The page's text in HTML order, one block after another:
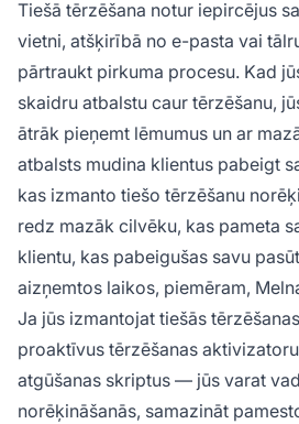
Tiešā tērzēšana notur iepircējus
vietni, atšķirībā no e-pasta vai
pārtraukt pirkuma procesu. Kad
skaidru atbalstu caur tērzēšanu,
ātrāk pieņemt lēmumus un ar
atbalsts mudina klientus pabeigt
kas izmanto tiešo tērzēšanu
redz mazāk cilvēku, kas pameta
klientu, kas pabeigušas savu
aizņemtos laikos, piemēram,
Ja jūs izmantojat tiešās
proaktīvus tērzēšanas
atgūšanas skriptus — jūs varat
norēķināšanās, samazināt